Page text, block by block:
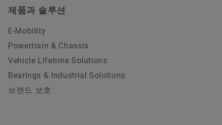
제품과 솔루션
E-Mobility
Powertrain & Chassis
Vehicle Lifetime Solutions
Bearings & Industrial Solutions
브랜드 보호